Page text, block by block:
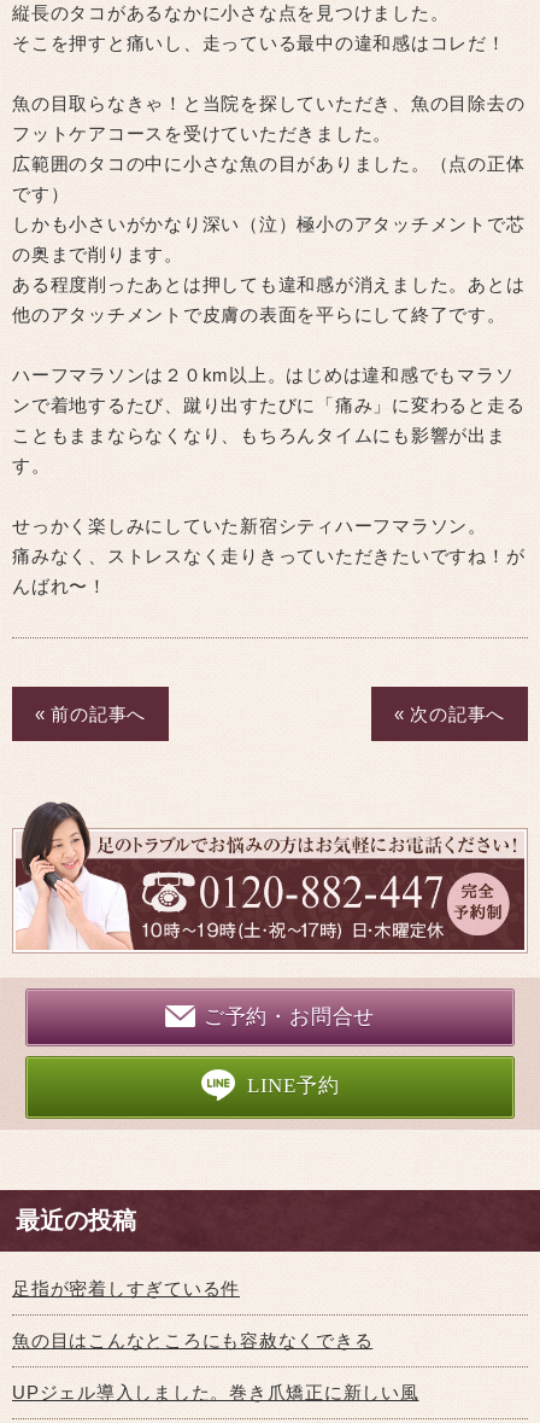
縦長のタコがあるなかに小さな点を見つけました。
そこを押すと痛いし、走っている最中の違和感はコレだ！
魚の目取らなきゃ！と当院を探していただき、魚の目除去の
フットケアコースを受けていただきました。
広範囲のタコの中に小さな魚の目がありました。（点の正体
です）
しかも小さいがかなり深い（泣）極小のアタッチメントで芯
の奥まで削ります。
ある程度削ったあとは押しても違和感が消えました。あとは
他のアタッチメントで皮膚の表面を平らにして終了です。
ハーフマラソンは２０km以上。はじめは違和感でもマラソ
ンで着地するたび、蹴り出すたびに「痛み」に変わると走る
こともままならなくなり、もちろんタイムにも影響が出ま
す。
せっかく楽しみにしていた新宿シティハーフマラソン。
痛みなく、ストレスなく走りきっていただきたいですね！が
んばれ〜！
« 前の記事へ « 次の記事へ
ご予約・お問合せ
LINE予約
最近の投稿
足指が密着しすぎている件
魚の目はこんなところにも容赦なくできる
UPジェル導入しました。巻き爪矯正に新しい風